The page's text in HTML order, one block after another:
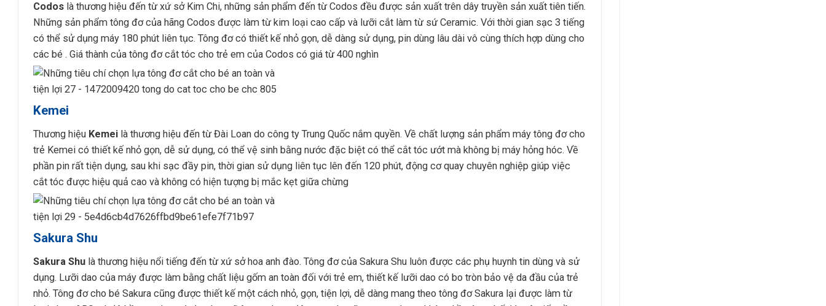
Codos là thương hiệu đến từ xứ sở Kim Chi, những sản phẩm đến từ Codos đều được sản xuất trên dây truyền sản xuất tiên tiến.
Những sản phẩm tông đơ của hãng Codos được làm từ kim loại cao cấp và lưỡi cắt làm từ sứ Ceramic. Với thời gian sạc 3 tiếng
có thể sử dụng máy 180 phút liên tục. Tông đơ có thiết kế nhỏ gọn, dễ dàng sử dụng, pin dùng lâu dài vô cùng thích hợp dùng cho
các bé . Giá thành của tông đơ cắt tóc cho trẻ em của Codos có giá từ 400 nghìn
Kemei
Thương hiệu Kemei là thương hiệu đến từ Đài Loan do công ty Trung Quốc nắm quyền. Về chất lượng sản phẩm máy tông đơ cho
trẻ Kemei có thiết kế nhỏ gọn, dễ sử dụng, có thể vệ sinh bằng nước đặc biệt có thể cắt tóc ướt mà không bị máy hỏng hóc. Về
phần pin rất tiện dụng, sau khi sạc đầy pin, thời gian sử dụng liên tục lên đến 120 phút, động cơ quay chuyên nghiệp giúp việc
cắt tóc được hiệu quả cao và không có hiện tượng bị mắc kẹt giữa chừng
Sakura Shu
Sakura Shu là thương hiệu nổi tiếng đến từ xứ sở hoa anh đào. Tông đơ của Sakura Shu luôn được các phụ huynh tin dùng và sử
dụng. Lưỡi dao của máy được làm bằng chất liệu gốm an toàn đối với trẻ em, thiết kế lưỡi dao có bo tròn bảo vệ da đầu của trẻ
nhỏ. Tông đơ cho bé Sakura cũng được thiết kế một cách nhỏ, gọn, tiện lợi, dễ dàng mang theo tông đơ Sakura lại được làm từ